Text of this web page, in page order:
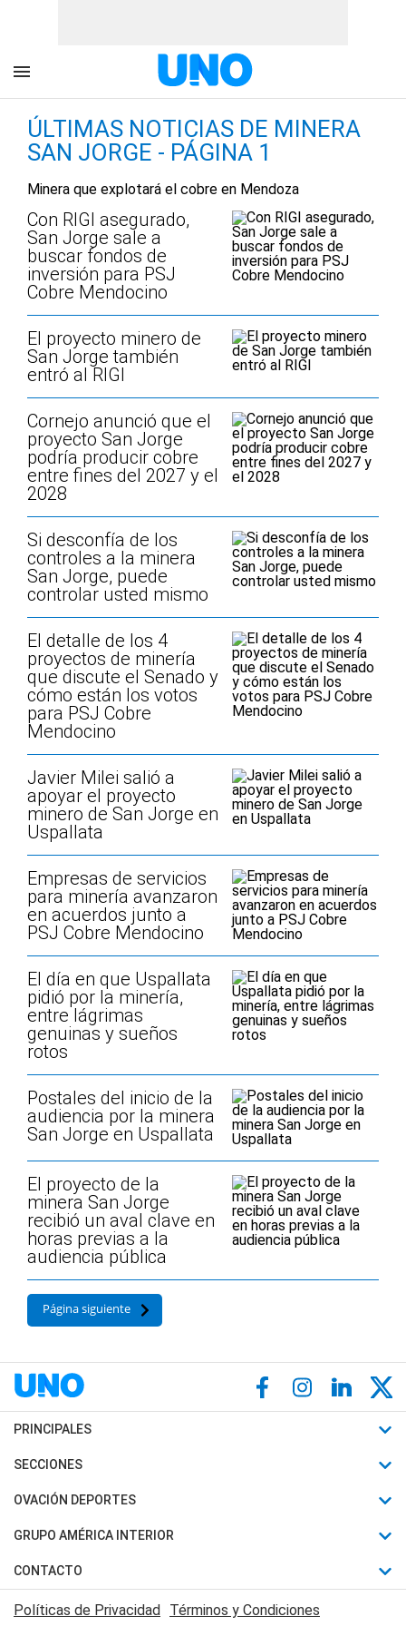
ÚLTIMAS NOTICIAS DE MINERA
SAN JORGE - PÁGINA 1
Minera que explotará el cobre en Mendoza
Con RIGI asegurado,
San Jorge sale a
buscar fondos de
inversión para PSJ
Cobre Mendocino
El proyecto minero de
San Jorge también
entró al RIGI
Cornejo anunció que el
proyecto San Jorge
podría producir cobre
entre fines del 2027 y el
2028
Si desconfía de los
controles a la minera
San Jorge, puede
controlar usted mismo
El detalle de los 4
proyectos de minería
que discute el Senado y
cómo están los votos
para PSJ Cobre
Mendocino
Javier Milei salió a
apoyar el proyecto
minero de San Jorge en
Uspallata
Empresas de servicios
para minería avanzaron
en acuerdos junto a
PSJ Cobre Mendocino
El día en que Uspallata
pidió por la minería,
entre lágrimas
genuinas y sueños
rotos
Postales del inicio de la
audiencia por la minera
San Jorge en Uspallata
El proyecto de la
minera San Jorge
recibió un aval clave en
horas previas a la
audiencia pública
Página siguiente
PRINCIPALES
Últimas Noticias
Política
Judiciales
Economia
SECCIONES
Horóscopo
Motores
Trucos caseros
Series y Películas
OVACIÓN DEPORTES
Fútbol
Mundial
Automovilismo
Rugby
GRUPO AMÉRICA INTERIOR
Canal 7 en Vivo
CONTACTO
Acerca de Nosotros
Políticas de Privacidad Términos y Condiciones